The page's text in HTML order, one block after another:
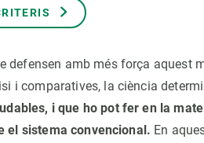
defensen amb més força aquest
i comparatives, la ciència
i que ho pot fer en la
el sistema convencional. En